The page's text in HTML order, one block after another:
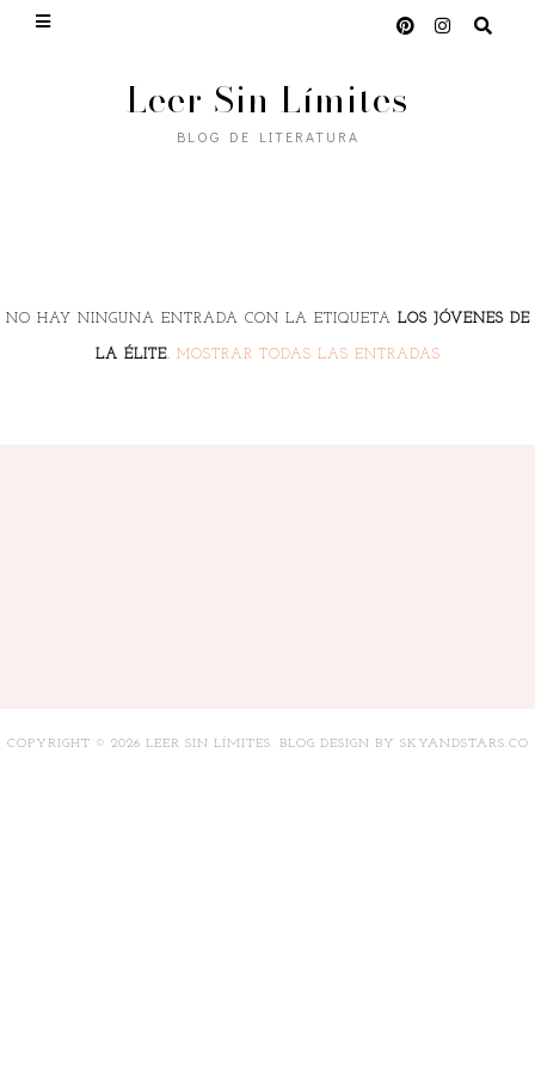
Leer Sin Límites
BLOG DE LITERATURA
NO HAY NINGUNA ENTRADA CON LA ETIQUETA LOS JÓVENES DE
LA ÉLITE. MOSTRAR TODAS LAS ENTRADAS
COPYRIGHT © 2026 LEER SIN LÍMITES. BLOG DESIGN BY SKYANDSTARS.CO